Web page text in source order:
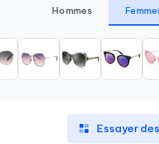
Hommes
Essayer